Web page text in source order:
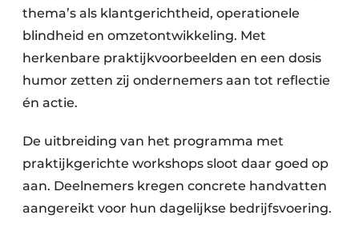
thema’s als klantgerichtheid, operationele
blindheid en omzetontwikkeling. Met
herkenbare praktijkvoorbeelden en een dosis
humor zetten zij ondernemers aan tot reflectie
én actie.
De uitbreiding van het programma met
praktijkgerichte workshops sloot daar goed op
aan. Deelnemers kregen concrete handvatten
aangereikt voor hun dagelijkse bedrijfsvoering.